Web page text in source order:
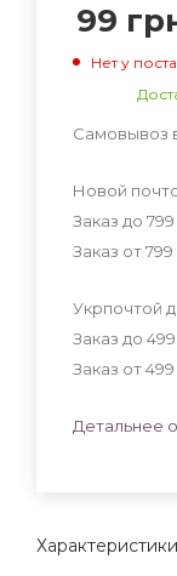
Характеристики
99
Нет у
Самовывоз
Новой
Заказ до 799
Заказ от 799
Укрпочтой
Заказ до
Заказ от 499
Детальнее